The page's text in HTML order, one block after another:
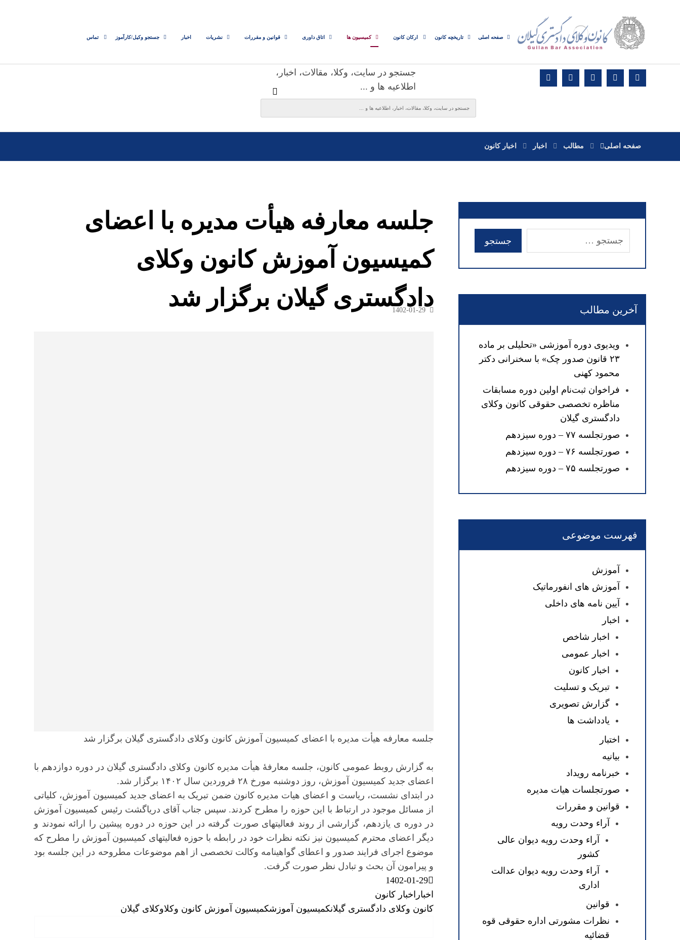
صفحه اصلی تاریخچه کانون ارکان کانون کمیسیون ها اتاق داوری قوانین و مقررات نشریات اخبار جستجو وکیل/کارآموز تماس
جستجو در سایت، وکلا، مقالات، اخبار،
اطلاعیه ها و ...
صفحه اصلی مطالب اخبار اخبار کانون
جلسه معارفه هیأت مدیره با اعضای
کمیسیون آموزش کانون وکلای
دادگستری گیلان برگزار شد
1402-01-29
جلسه معارفه هیأت مدیره با اعضای کمیسیون آموزش کانون وکلای دادگستری گیلان برگزار شد
به گزارش روبط عمومی کانون، جلسه معارفۀ هیأت مدیره کانون وکلای دادگستری گیلان در دوره دوازدهم با
اعضای جدید کمیسیون آموزش، روز دوشنبه مورخ ۲۸ فروردین سال ۱۴۰۲ برگزار شد.
در ابتدای نشست، ریاست و اعضای هیات مدیره کانون ضمن تبریک به اعضای جدید کمیسیون آموزش، کلیاتی
از مسائل موجود در ارتباط با این حوزه را مطرح کردند. سپس جناب آقای دریاگشت رئیس کمیسیون آموزش
در دوره ی یازدهم، گزارشی از روند فعالیتهای صورت گرفته در این حوزه در دوره پیشین را ارائه نمودند و
دیگر اعضای محترم کمیسیون نیز نکته نظرات خود در رابطه با حوزه فعالیتهای کمیسیون آموزش را مطرح که
موضوع اجرای فرایند صدور و اعطای گواهینامه وکالت تخصصی از اهم موضوعات مطروحه در این جلسه بود
و پیرامون آن بحث و تبادل نظر صورت گرفت.
1402-01-29
اخبار اخبار کانون
کانون وکلای دادگستری گیلانکمیسیون آموزشکمیسیون آموزش کانون وکلاوکلای گیلان
آخرین مطالب
ویدیوی دوره آموزشی «تحلیلی بر ماده
۲۳ قانون صدور چک» با سخنرانی دکتر
محمود کهنی
فراخوان ثبت‌نام اولین دوره مسابقات
مناظره تخصصی حقوقی کانون وکلای
دادگستری گیلان
صورتجلسه ۷۷ – دوره سیزدهم
صورتجلسه ۷۶ – دوره سیزدهم
صورتجلسه ۷۵ – دوره سیزدهم
فهرست موضوعی
آموزش
آموزش های انفورماتیک
آیین نامه های داخلی
اخبار
اخبار شاخص
اخبار عمومی
اخبار کانون
تبریک و تسلیت
گزارش تصویری
یادداشت ها
اختبار
بیانیه
خبرنامه رویداد
صورتجلسات هیات مدیره
قوانین و مقررات
آراء وحدت رویه
آراء وحدت رویه دیوان عالی
کشور
آراء وحدت رویه دیوان عدالت
اداری
قوانین
نظرات مشورتی اداره حقوقی قوه
قضائیه